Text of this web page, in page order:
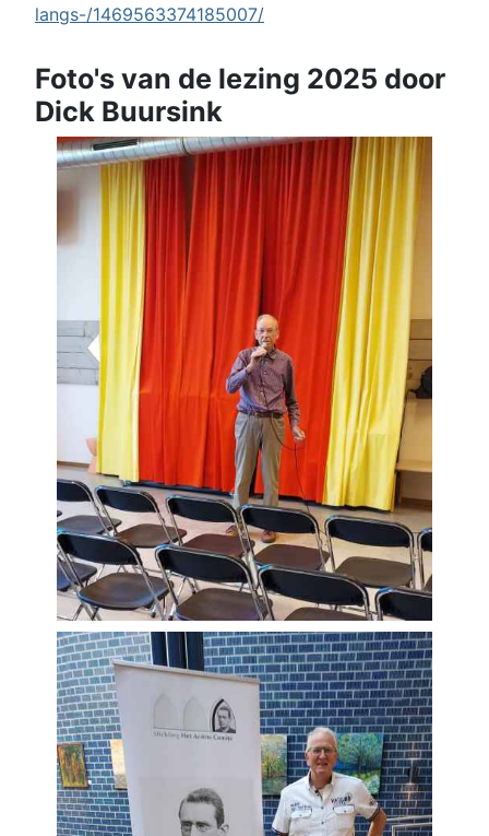
langs-/1469563374185007/
Foto's van de lezing 2025 door
Dick Buursink